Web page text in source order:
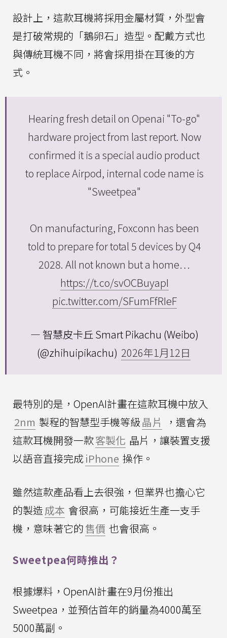
設計上，這款耳機將採用金屬材質，外型會
是打破常規的「鵝卵石」造型。配戴方式也
與傳統耳機不同，將會採用掛在耳後的方
式。
Hearing fresh detail on Openai "To-go"
hardware project from last report. Now
confirmed it is a special audio product
to replace Airpod, internal code name is
"Sweetpea"
On manufacturing, Foxconn has been
told to prepare for total 5 devices by Q4
2028. All not known but a home…
https://t.co/svOCBuyapI
pic.twitter.com/SFumFfRIeF
— 智慧皮卡丘 Smart Pikachu (Weibo)
(@zhihuipikachu) 2026年1月12日
最特別的是，OpenAI計畫在這款耳機中放入
2nm 製程的智慧型手機等級晶片
，還會為
這款耳機開發一款客製化 晶片，讓裝置支援
以語音直接完成 iPhone 操作。
雖然這款產品看上去很強，但業界也擔心它
的製造成本 會很高，可能接近生產一支手
機，意味著它的售價 也會很高。
Sweetpea何時推出？
根據爆料，OpenAI計畫在9月份推出
Sweetpea，並預估首年的銷量為4000萬至
5000萬副。